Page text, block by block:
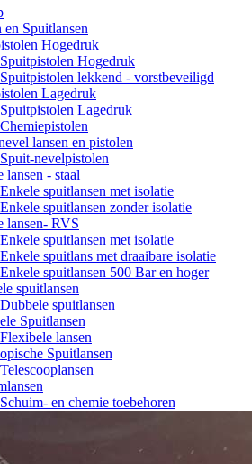
en Spuitlansen
Hogedruk
Spuitpistolen Hogedruk
Spuitpistolen lekkend - vorstbeveiligd
Lagedruk
Spuitpistolen Lagedruk
Chemiepistolen
lansen en pistolen
Spuit-nevelpistolen
lansen - staal
Enkele spuitlansen met isolatie
Enkele spuitlansen zonder isolatie
lansen- RVS
Enkele spuitlansen met isolatie
Enkele spuitlans met draaibare isolatie
Enkele spuitlansen 500 Bar en hoger
spuitlansen
Dubbele spuitlansen
Spuitlansen
Flexibele lansen
Spuitlansen
Telescooplansen
Schuim- en chemie toebehoren